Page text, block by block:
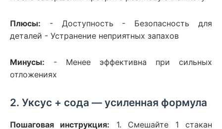
Плюсы: - Доступность - Безопасность для
деталей - Устранение неприятных запахов
Минусы: - Менее эффективна при сильных
отложениях
2. Уксус + сода — усиленная формула
Пошаговая инструкция: 1. Смешайте 1 стакан